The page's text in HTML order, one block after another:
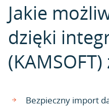
Jakie
dzięki
Bezpieczny import